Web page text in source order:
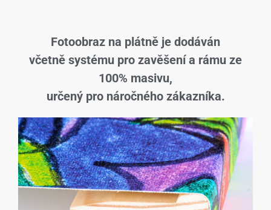
Fotoobraz na plátně je dodáván
včetně systému pro zavěšení a rámu ze
100% masivu,
určený pro náročného zákazníka.